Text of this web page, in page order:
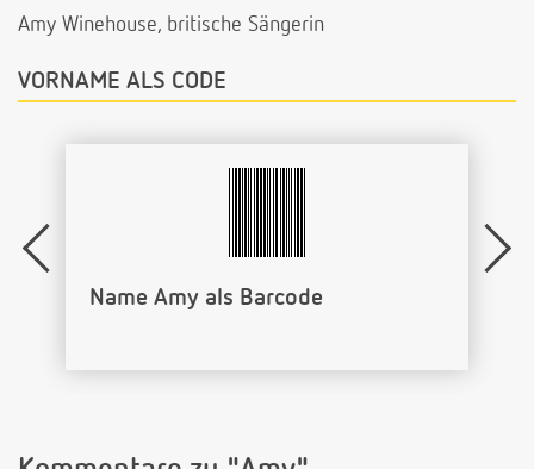
Amy Winehouse, britische Sängerin
VORNAME ALS CODE
Name Amy als Barcode